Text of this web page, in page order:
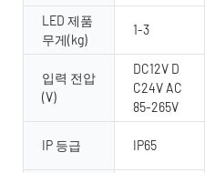
LED 제품
무게(kg)
1-3
입력 전압
(V)
DC12V D
C24V AC
85-265V
IP 등급 IP65